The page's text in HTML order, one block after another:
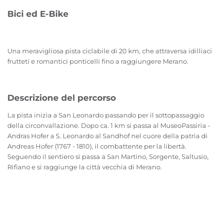
Bici ed E-Bike
Una meravigliosa pista ciclabile di 20 km, che attraversa idilliaci
frutteti e romantici ponticelli fino a raggiungere Merano.
Descrizione del percorso
La pista inizia a San Leonardo passando per il sottopassaggio
della circonvallazione. Dopo ca. 1 km si passa al MuseoPassiria -
Andras Hofer a S. Leonardo al Sandhof nel cuore della patria di
Andreas Hofer (1767 - 1810), il combattente per la libertà.
Seguendo il sentiero si passa a San Martino, Sorgente, Saltusio,
Rifiano e si raggiunge la città vecchia di Merano.